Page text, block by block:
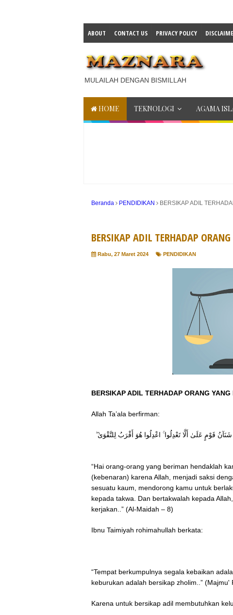
ABOUT CONTACT US PRIVACY POLICY
MULAILAH DENGAN BISMILLAH
HOME TEKNOLOGI AGAMA
Beranda PENDIDIKAN BERSIKAP ADIL
BERSIKAP ADIL TERHADAP
Rabu, 27 Maret 2024 PENDIDIKAN
BERSIKAP ADIL TERHADAP ORANG YANG
Allah Ta’ala berfirman:
شَنَآنُ قَوْمٍ عَلَىٰ أَلَّا تَعْدِلُوا ۚ اعْدِلُوا هُوَ أَقْرَبُ لِلتَّقْوَىٰ
“Hai orang-orang yang beriman hendaklah
(kebenaran) karena Allah, menjadi saksi
sesuatu kaum, mendorong kamu untuk
kepada takwa. Dan bertakwalah kepada
kerjakan..” (Al-Maidah – 8)
Ibnu Taimiyah rohimahullah berkata:
“Tempat berkumpulnya segala kebaikan
keburukan adalah bersikap zholim..” (Majmu'
Karena untuk bersikap adil membutuhkan